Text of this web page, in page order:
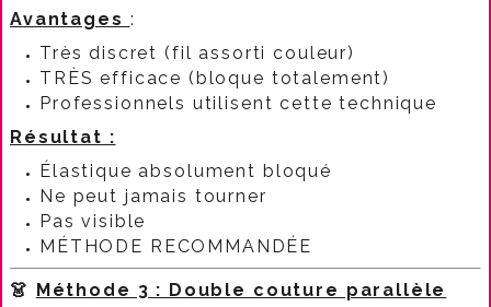
Avantages :​
Très discret (fil assorti couleur)
TRÈS efficace (bloque totalement)
Professionnels utilisent cette technique
Résultat :
Élastique absolument bloqué
Ne peut jamais tourner
Pas visible
MÉTHODE RECOMMANDÉE
👗 Méthode 3 : Double couture parallèle